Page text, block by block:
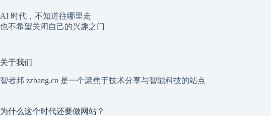
AI 时代，不知道往哪里走
也不希望关闭自己的兴趣之门
关于我们
智者邦 zzbang.cn 是一个聚焦于技术分享与智能科技的站点
为什么这个时代还要做网站？